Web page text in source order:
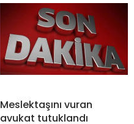
Meslektaşını vuran
avukat tutuklandı